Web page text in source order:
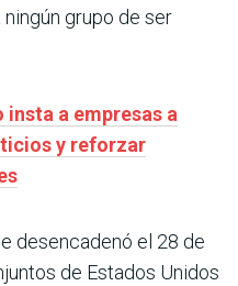
grupo de ser
a empresas a
y reforzar
desencadenó el 28 de
de Estados Unidos